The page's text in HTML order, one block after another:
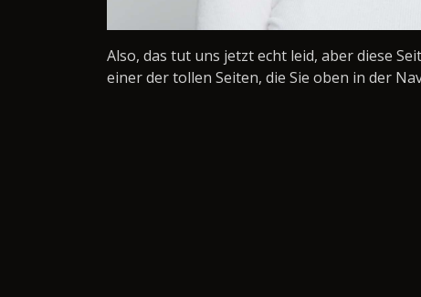
Also, das tut uns jetzt echt leid, aber diese
einer der tollen Seiten, die Sie oben in der